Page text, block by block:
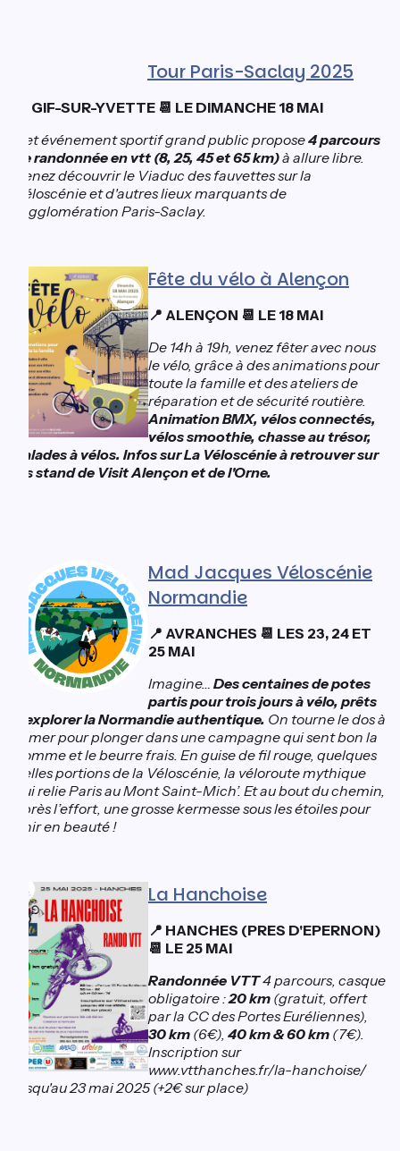
Tour Paris-Saclay 2025
GIF-SUR-YVETTE 📆 LE DIMANCHE 18 MAI
Cet événement sportif grand public propose4 parcours
de randonnée en vtt (8, 25, 45 et 65 km)à allure libre.
Venez découvrir le Viaduc des fauvettes sur la
Véloscénie et d'autres lieux marquants de
l'agglomération Paris-Saclay.
Fête du vélo à Alençon
📍 ALENÇON 📆 LE 18 MAI
De 14h à 19h, venez fêter avec nous
le vélo, grâce à des animations pour
toute la famille et des ateliers de
réparation et de sécurité routière.
Animation BMX, vélos connectés,
vélos smoothie, chasse au trésor,
balades à vélos. Infos sur La Véloscénie à retrouver sur
les stand de Visit Alençon et de l'Orne.
Mad Jacques Véloscénie
Normandie
📍 AVRANCHES 📆 LES 23, 24 ET
25 MAI
Imagine… Des centaines de potes
partis pour trois jours à vélo, prêts
à explorer la Normandie authentique. On tourne le dos à
la mer pour plonger dans une campagne qui sent bon la
pomme et le beurre frais. En guise de fil rouge, quelques
belles portions de la Véloscénie, la véloroute mythique
qui relie Paris au Mont Saint-Mich’. Et au bout du chemin,
après l’effort, une grosse kermesse sous les étoiles pour
finir en beauté !
La Hanchoise
📍 HANCHES (PRES D'EPERNON)
📆 LE 25 MAI
Randonnée VTT4 parcours, casque
obligatoire :20 km (gratuit, offert
par la CC des Portes Euréliennes),
30 km (6€), 40 km & 60 km (7€).
Inscription sur
www.vtthanches.fr/la-hanchoise/
jusqu'au 23 mai 2025 (+2€ sur place)